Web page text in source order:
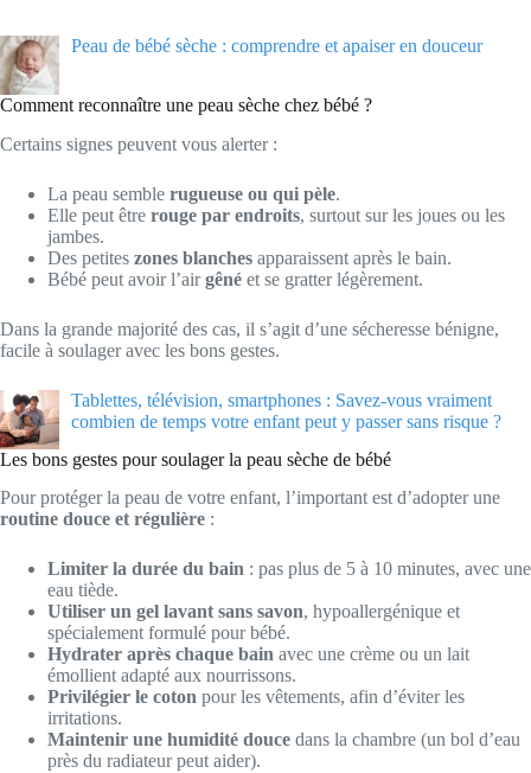
Peau de bébé sèche : comprendre et apaiser en douceur
Comment reconnaître une peau sèche chez bébé ?
Certains signes peuvent vous alerter :
La peau semble rugueuse ou qui pèle.
Elle peut être rouge par endroits, surtout sur les joues ou les
jambes.
Des petites zones blanches apparaissent après le bain.
Bébé peut avoir l’airgêné et se gratter légèrement.
Dans la grande majorité des cas, il s’agit d’une sécheresse bénigne,
facile à soulager avec les bons gestes.
Tablettes, télévision, smartphones : Savez-vous vraiment
combien de temps votre enfant peut y passer sans risque ?
Les bons gestes pour soulager la peau sèche de bébé
Pour protéger la peau de votre enfant, l’important est d’adopter une
routine douce et régulière :
Limiter la durée du bain : pas plus de 5 à 10 minutes, avec une
eau tiède.
Utiliser un gel lavant sans savon, hypoallergénique et
spécialement formulé pour bébé.
Hydrater après chaque bain avec une crème ou un lait
émollient adapté aux nourrissons.
Privilégier le coton pour les vêtements, afin d’éviter les
irritations.
Maintenir une humidité douce dans la chambre (un bol d’eau
près du radiateur peut aider).